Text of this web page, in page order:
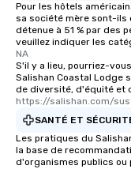
Pour les hôtels
sa société mère sont-ils
détenue à 51 % par des
veuillez indiquer les
NA
S'il y a lieu, pourriez-
Salishan Coastal Lodge
de diversité, d'équité et
https://salishan.com/
SANTÉ ET
Les pratiques du
la base de
d'organismes publics ou